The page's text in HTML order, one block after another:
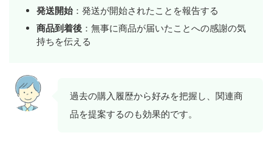
発送開始 ：発送が開始されたことを報告する
商品到着後 ：無事に商品が届いたことへの感謝の気
持ちを伝える
過去の購入履歴から好みを把握し、関連商
品を提案するのも効果的です。